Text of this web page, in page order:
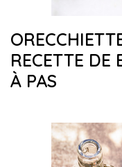
RECETTE DE
À PAS